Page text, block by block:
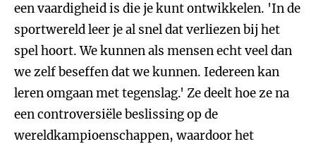
een vaardigheid is die je kunt ontwikkelen. 'In de
sportwereld leer je al snel dat verliezen bij het
spel hoort. We kunnen als mensen echt veel dan
we zelf beseffen dat we kunnen. Iedereen kan
leren omgaan met tegenslag.' Ze deelt hoe ze na
een controversiële beslissing op de
wereldkampioenschappen, waardoor het